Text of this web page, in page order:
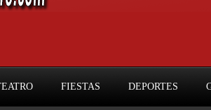
FIESTAS DEPORTES